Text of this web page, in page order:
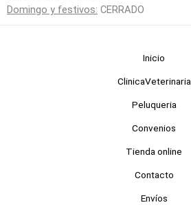
Domingo y festivos: CERRADO
Inicio
ClinicaVeterinaria
Peluqueria
Convenios
Tienda online
Contacto
Envíos